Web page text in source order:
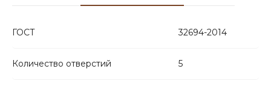
ГОСТ 32694-2014
Количество отверстий 5